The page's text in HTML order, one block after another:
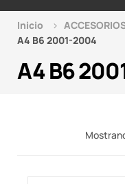
A4 B6
Inicio
A4 B6 2001-2004